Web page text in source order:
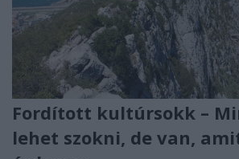
Fordított kultúrsokk –
lehet szokni, de van,